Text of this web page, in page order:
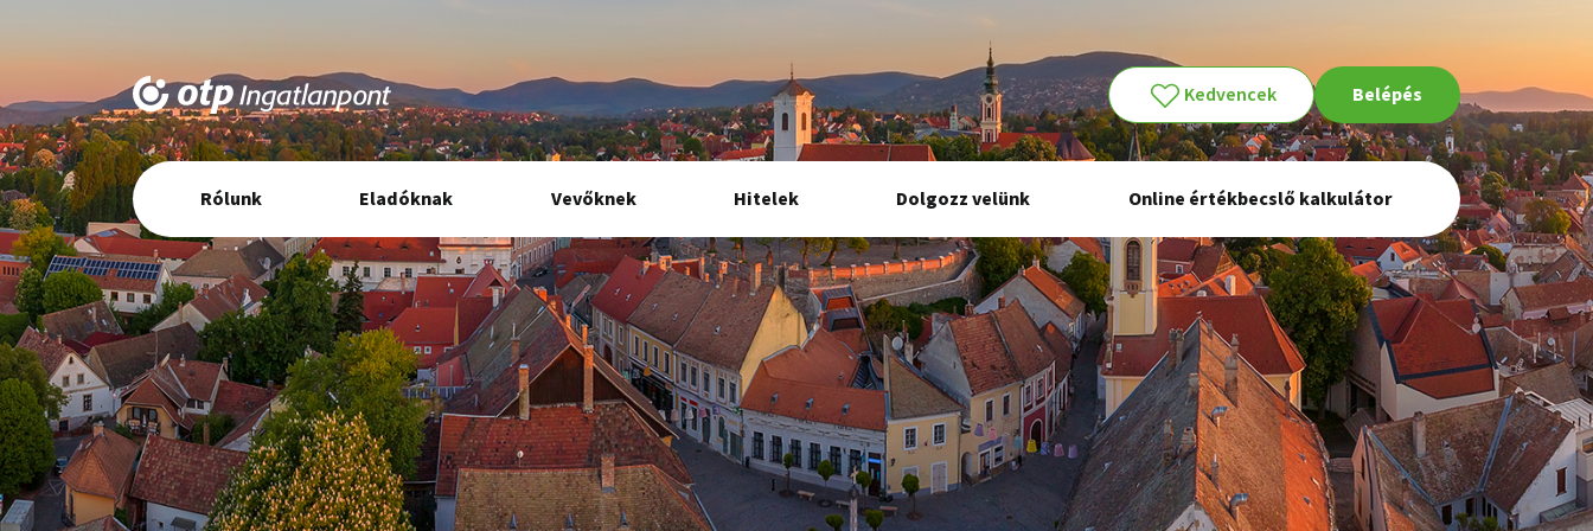
Kedvencek Belépés
Elsődleges
navigáció
Rólunk Eladóknak Vevőknek Hitelek Dolgozz velünk Online értékbecslő kalkulátor